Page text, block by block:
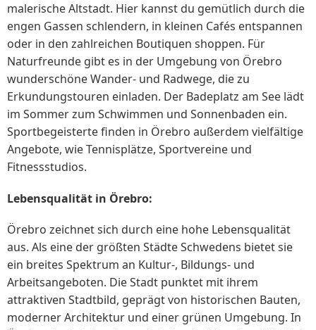
malerische Altstadt. Hier kannst du gemütlich durch die
engen Gassen schlendern, in kleinen Cafés entspannen
oder in den zahlreichen Boutiquen shoppen. Für
Naturfreunde gibt es in der Umgebung von Örebro
wunderschöne Wander- und Radwege, die zu
Erkundungstouren einladen. Der Badeplatz am See lädt
im Sommer zum Schwimmen und Sonnenbaden ein.
Sportbegeisterte finden in Örebro außerdem vielfältige
Angebote, wie Tennisplätze, Sportvereine und
Fitnessstudios.
Lebensqualität in Örebro:
Örebro zeichnet sich durch eine hohe Lebensqualität
aus. Als eine der größten Städte Schwedens bietet sie
ein breites Spektrum an Kultur-, Bildungs- und
Arbeitsangeboten. Die Stadt punktet mit ihrem
attraktiven Stadtbild, geprägt von historischen Bauten,
moderner Architektur und einer grünen Umgebung. In